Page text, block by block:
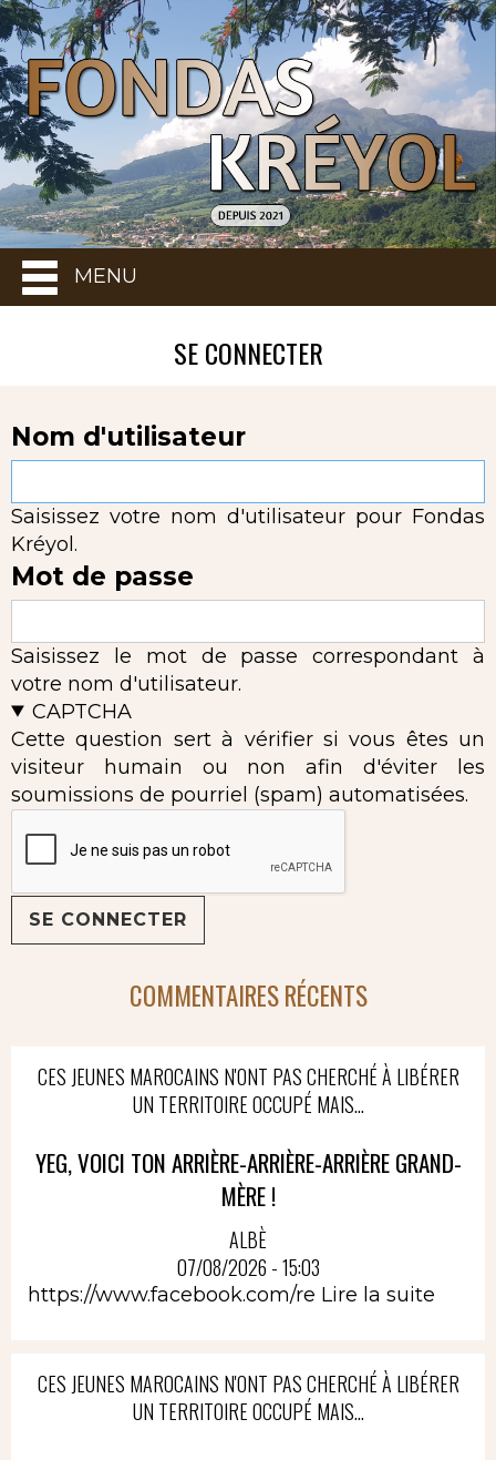
MENU
SE CONNECTER
Nom d'utilisateur
Saisissez votre nom d'utilisateur pour Fondas
Kréyol.
Mot de passe
Saisissez le mot de passe correspondant à
votre nom d'utilisateur.
CAPTCHA
Cette question sert à vérifier si vous êtes un
visiteur humain ou non afin d'éviter les
soumissions de pourriel (spam) automatisées.
COMMENTAIRES RÉCENTS
CES JEUNES MAROCAINS N'ONT PAS CHERCHÉ À LIBÉRER
UN TERRITOIRE OCCUPÉ MAIS...
YEG, VOICI TON ARRIÈRE-ARRIÈRE-ARRIÈRE GRAND-
MÈRE !
ALBÈ
07/08/2026 - 15:03
https://www.facebook.com/re Lire la suite
CES JEUNES MAROCAINS N'ONT PAS CHERCHÉ À LIBÉRER
UN TERRITOIRE OCCUPÉ MAIS...